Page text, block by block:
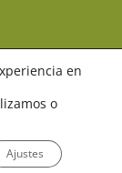
en
o
Ajustes